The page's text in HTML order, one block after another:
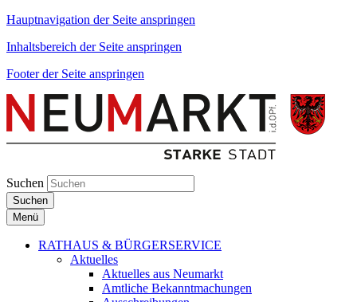
Hauptnavigation der Seite anspringen
Inhaltsbereich der Seite anspringen
Footer der Seite anspringen
Suchen
Suchen
Menü
RATHAUS & BÜRGERSERVICE
Aktuelles
Aktuelles aus Neumarkt
Amtliche Bekanntmachungen